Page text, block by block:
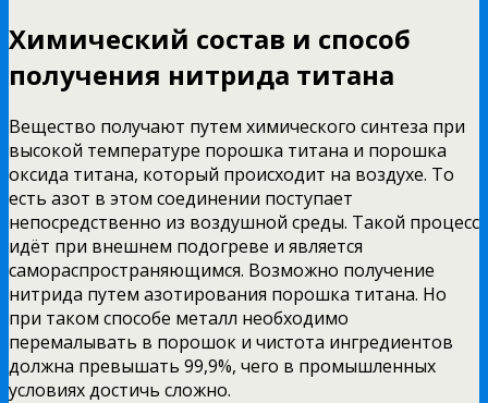
Химический состав и способ
получения нитрида титана
Вещество получают путем химического синтеза при
высокой температуре порошка титана и порошка
оксида титана, который происходит на воздухе. То
есть азот в этом соединении поступает
непосредственно из воздушной среды. Такой процесс
идёт при внешнем подогреве и является
самораспространяющимся. Возможно получение
нитрида путем азотирования порошка титана. Но
при таком способе металл необходимо
перемалывать в порошок и чистота ингредиентов
должна превышать 99,9%, чего в промышленных
условиях достичь сложно.